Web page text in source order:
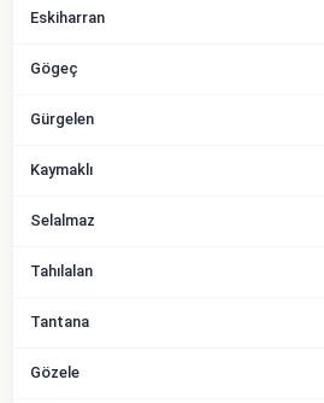
Eskiharran
Gögeç
Gürgelen
Kaymaklı
Selalmaz
Tahılalan
Tantana
Gözele